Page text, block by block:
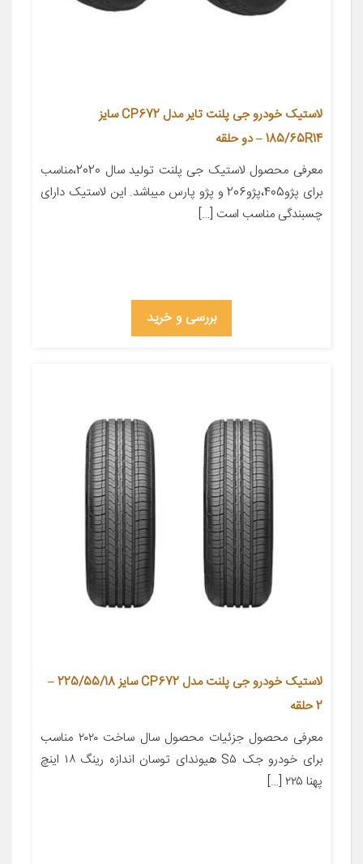
لاستیک خودرو جی پلنت تایر مدل CP672 سایز
185/65R14 – دو حلقه
معرفی محصول لاستیک جی پلنت تولید سال 2020،مناسب
برای پژو405،پژو206 و پژو پارس میباشد. این لاستیک دارای
چسبندگی مناسب است […]
بررسی و خرید
لاستیک خودرو جی پلنت مدل CP672 سایز 225/55/18 –
2 حلقه
معرفی محصول جزئیات محصول سال ساخت ۲۰۲۰ مناسب
برای خودرو جک S۵ هیوندای توسان اندازه رینگ ۱۸ اینچ
پهنا ۲۲۵ […]